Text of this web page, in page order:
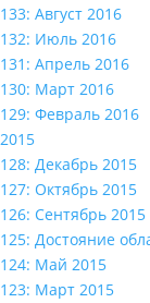
133: Август 2016
132: Июль 2016
131: Апрель 2016
130: Март 2016
129: Февраль 2016
2015
128: Декабрь 2015
127: Октябрь 2015
126: Сентябрь 2015
125: Достояние
124: Май 2015
123: Март 2015